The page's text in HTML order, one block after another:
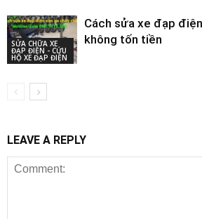
SỬA CHỮA XE
ĐẠP ĐIỆN - CỨU
HỘ XE ĐẠP ĐIỆN
Cách sửa xe đạp
không tốn tiền
LEAVE A REPLY